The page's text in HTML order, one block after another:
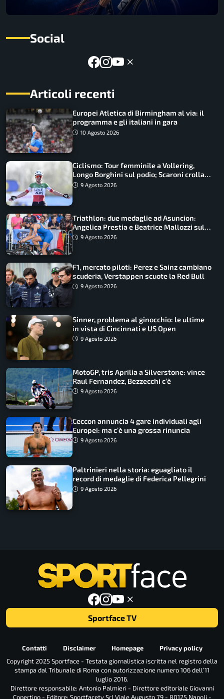
Social
Articoli recenti
Europei Atletica di Birmingham al via: il
programma e gli italiani in gara
10 Agosto 2026
Ciclismo: Tour femminile a Vollering,
Longo Borghini sul podio; Scaroni crolla
in Polonia
9 Agosto 2026
Triathlon: due medaglie ad Asuncion:
Angelica Prestia e Beatrice Mallozzi sul
podio
9 Agosto 2026
F1, mercato piloti: Perez e Sainz cambiano
scuderia, Verstappen scuote la Red Bull
9 Agosto 2026
Sinner, problema al ginocchio: le ultime
in vista di Cincinnati e US Open
9 Agosto 2026
MotoGP, tris Aprilia a Silverstone: vince
Raul Fernandez, Bezzecchi c’è
9 Agosto 2026
Ceccon annuncia 4 gare individuali agli
Europei: ma c’è una grossa rinuncia
9 Agosto 2026
Paltrinieri nella storia: eguagliato il
record di medaglie di Federica Pellegrini
9 Agosto 2026
Sportface TV
Contatti Disclaimer Homepage
Privacy policy
Copyright 2025 Sportface - Testata giornalistica iscritta nel registro della
stampa dal Tribunale di Roma con autorizzazione numero 106 dell’11
luglio 2016.
Direttore responsabile: Antonio Palmieri - Direttore editoriale Giovanni
Copertino - Editore: Sportfacetv Srl Viale Augusto 79 - 80125 Napoli -